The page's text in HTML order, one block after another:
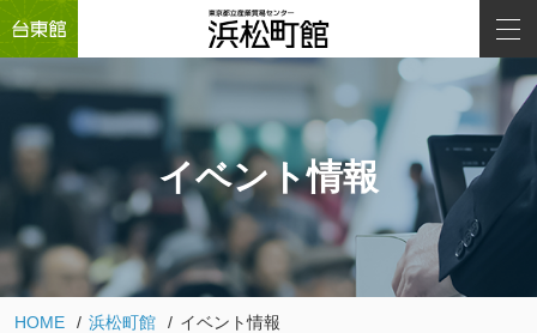
イベント情報
HOME 浜松町館 イベント情報